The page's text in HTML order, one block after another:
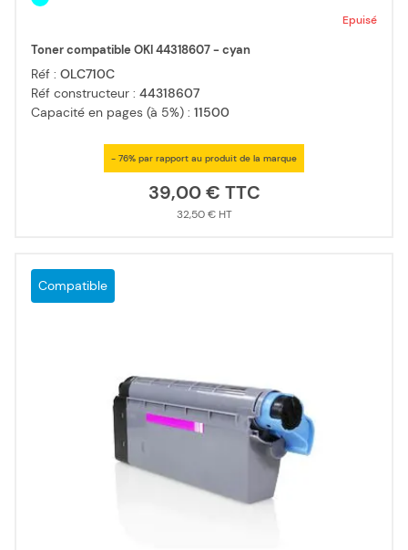
Epuisé
Toner compatible OKI 44318607 - cyan
Réf : OLC710C
Réf constructeur : 44318607
Capacité en pages (à 5%) : 11500
- 76% par rapport au produit de la marque
39,00 €
32,50 €
Compatible